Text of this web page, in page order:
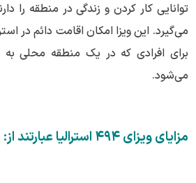
توانایی کار کردن و زندگی در منطقه را
می‌گیرد. این ویزا امکان اقامت دائم در
برای افرادی که در یک منطقه محلی به
می‌شود.
مزایای ویزای ۴۹۴ استرالیا عبارتند از: